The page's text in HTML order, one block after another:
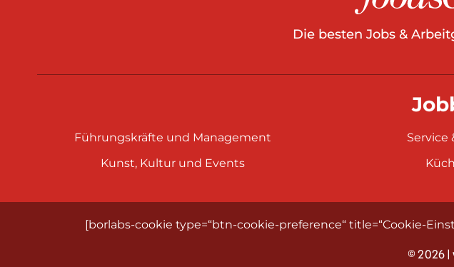
Die besten Jobs &
Führungskräfte und Management
Kunst, Kultur und Events
Service
[borlabs-cookie type=“btn-cookie-preference“ title=“Cookie-
© 2026 |